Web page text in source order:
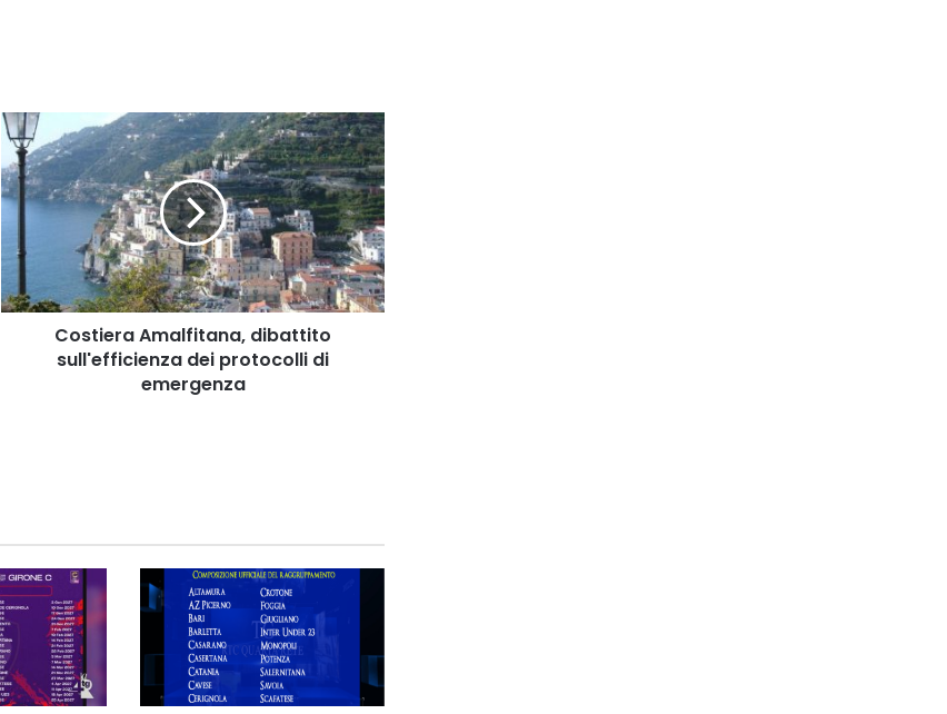
Costiera
Amalfitana,
dibattito
sull'efficienza
protocolli
di
emergenza
Costiera Amalfitana, dibattito
sull'efficienza dei protocolli di
emergenza